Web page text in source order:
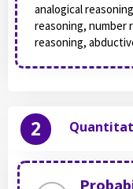
analogical
reasoning, number
reasoning,
2